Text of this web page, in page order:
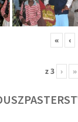
« ‹
z3 › »